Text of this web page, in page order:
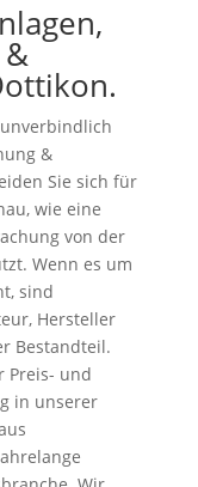
&
Sie sich für
wie eine
von der
Wenn es um
sind
Hersteller
Bestandteil.
Preis- und
in unserer